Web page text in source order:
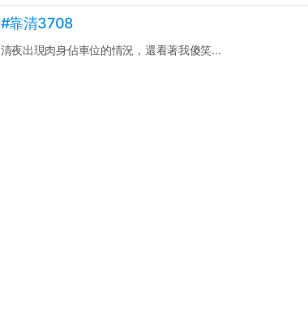
#靠清3708
清夜出現肉身佔車位的情況，還看著我傻笑...